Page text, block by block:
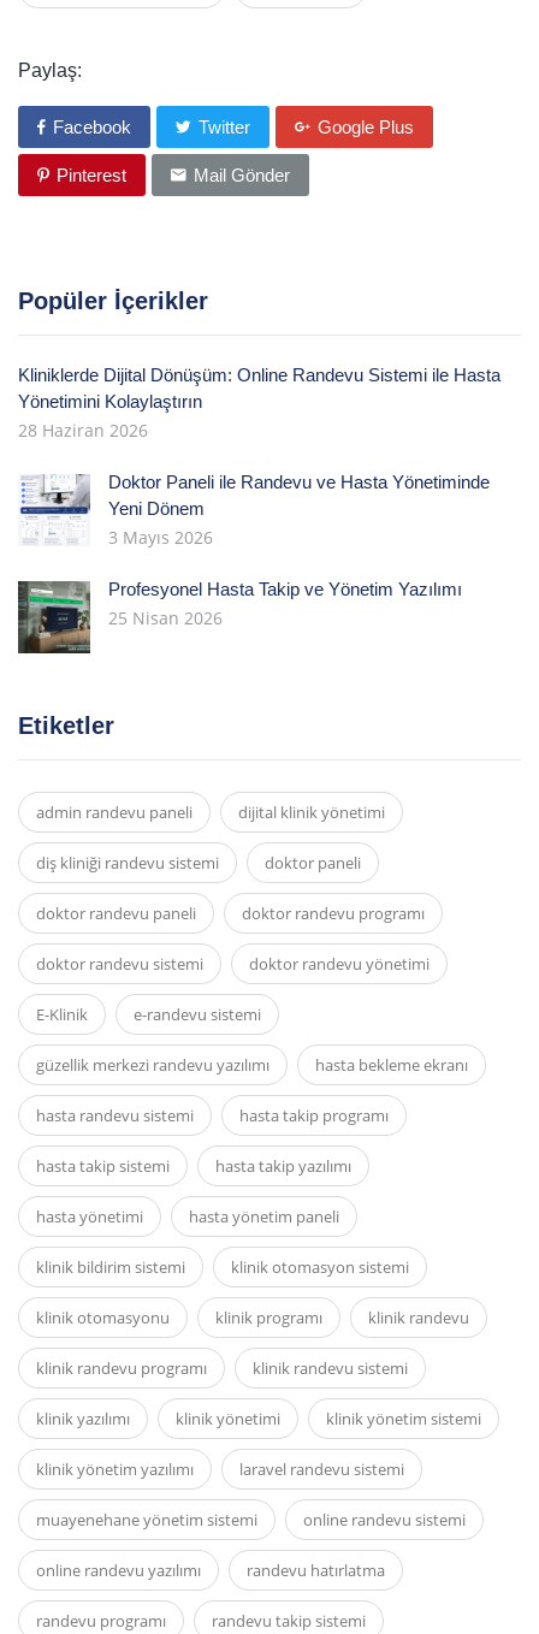
Paylaş:
Facebook Twitter Google Plus
Pinterest Mail Gönder
Popüler İçerikler
Kliniklerde Dijital Dönüşüm: Online Randevu Sistemi ile Hasta
Yönetimini Kolaylaştırın
28 Haziran 2026
Doktor Paneli ile Randevu ve Hasta Yönetiminde
Yeni Dönem
3 Mayıs 2026
Profesyonel Hasta Takip ve Yönetim Yazılımı
25 Nisan 2026
Etiketler
admin randevu paneli dijital klinik yönetimi
diş kliniği randevu sistemi doktor paneli
doktor randevu paneli doktor randevu programı
doktor randevu sistemi doktor randevu yönetimi
E-Klinik e-randevu sistemi
güzellik merkezi randevu yazılımı hasta bekleme ekranı
hasta randevu sistemi hasta takip programı
hasta takip sistemi hasta takip yazılımı
hasta yönetimi hasta yönetim paneli
klinik bildirim sistemi klinik otomasyon sistemi
klinik otomasyonu klinik programı klinik randevu
klinik randevu programı klinik randevu sistemi
klinik yazılımı klinik yönetimi klinik yönetim sistemi
klinik yönetim yazılımı laravel randevu sistemi
muayenehane yönetim sistemi online randevu sistemi
online randevu yazılımı randevu hatırlatma
randevu programı randevu takip sistemi